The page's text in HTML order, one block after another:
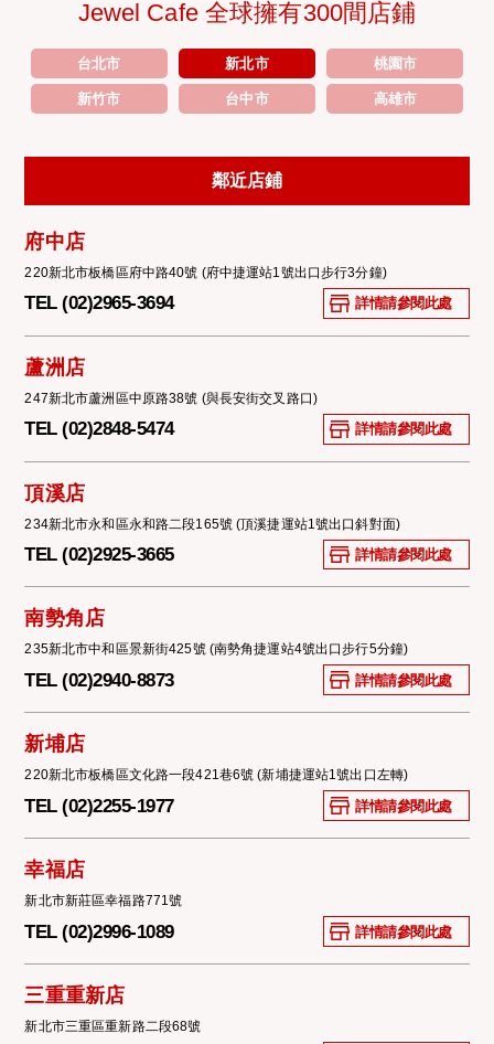
Jewel Cafe 全球擁有300間店鋪
台北市 新北市 桃園市
新竹市 台中市 高雄市
鄰近店鋪
府中店
220新北市板橋區府中路40號 (府中捷運站1號出口步行3分鐘)
TEL (02)2965-3694 詳情請參閱此處
蘆洲店
247新北市蘆洲區中原路38號 (與長安街交叉路口)
TEL (02)2848-5474 詳情請參閱此處
頂溪店
234新北市永和區永和路二段165號 (頂溪捷運站1號出口斜對面)
TEL (02)2925-3665 詳情請參閱此處
南勢角店
235新北市中和區景新街425號 (南勢角捷運站4號出口步行5分鐘)
TEL (02)2940-8873 詳情請參閱此處
新埔店
220新北市板橋區文化路一段421巷6號 (新埔捷運站1號出口左轉)
TEL (02)2255-1977 詳情請參閱此處
幸福店
新北市新莊區幸福路771號
TEL (02)2996-1089 詳情請參閱此處
三重重新店
新北市三重區重新路二段68號